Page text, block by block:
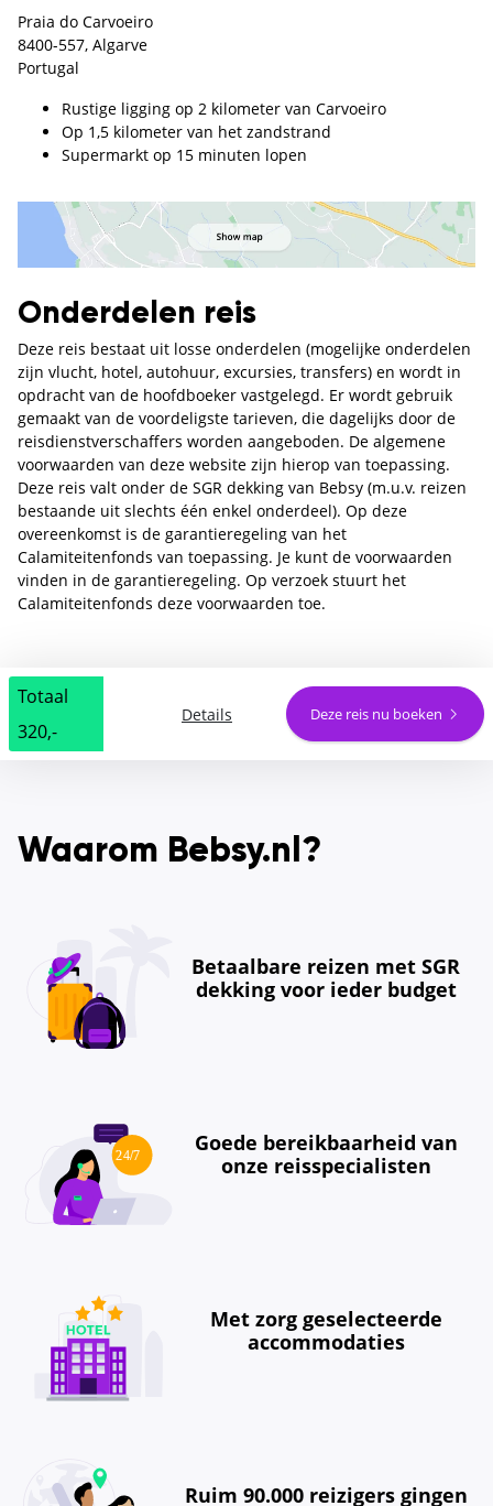
Praia do Carvoeiro
8400-557, Algarve
Portugal
Rustige ligging op 2 kilometer van Carvoeiro
Op 1,5 kilometer van het zandstrand
Supermarkt op 15 minuten lopen
Onderdelen reis
Deze reis bestaat uit losse onderdelen (mogelijke onderdelen
zijn vlucht, hotel, autohuur, excursies, transfers) en wordt in
opdracht van de hoofdboeker vastgelegd. Er wordt gebruik
gemaakt van de voordeligste tarieven, die dagelijks door de
reisdienstverschaffers worden aangeboden. De algemene
voorwaarden van deze website zijn hierop van toepassing.
Deze reis valt onder de SGR dekking van Bebsy (m.u.v. reizen
bestaande uit slechts één enkel onderdeel). Op deze
overeenkomst is de garantieregeling van het
Calamiteitenfonds van toepassing. Je kunt de voorwaarden
vinden in de garantieregeling. Op verzoek stuurt het
Calamiteitenfonds deze voorwaarden toe.
Totaal
320,-
Details Deze reis nu boeken
Waarom Bebsy.nl?
Betaalbare reizen met SGR
dekking voor ieder budget
Goede bereikbaarheid van
onze reisspecialisten
Met zorg geselecteerde
accommodaties
Ruim 90.000 reizigers gingen